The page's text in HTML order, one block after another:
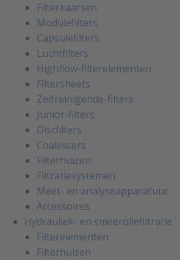
Filterkaarsen
Modulefilters
Capsulefilters
Luchtfilters
Highflow-filterelementen
Filtersheets
Zelfreinigende-filters
Junior-filters
Discfilters
Coalescers
Filterhuizen
Filtratiesystemen
Meet- en analyseapparatuur
Accessoires
Hydrauliek- en smeeroliefiltratie
Filterelementen
Filterhuizen